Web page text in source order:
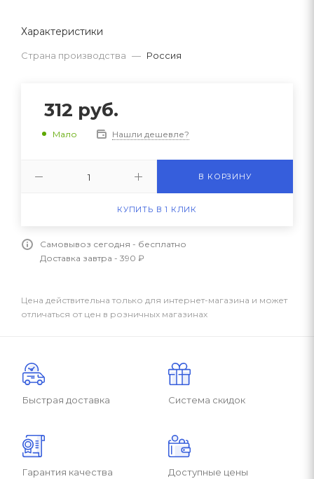
Характеристики
Страна производства — Россия
312 руб.
Мало Нашли дешевле?
В КОРЗИНУ
КУПИТЬ В 1 КЛИК
Самовывоз сегодня - бесплатно
Доставка завтра - 390 ₽
Цена действительна только для интернет-магазина и может
отличаться от цен в розничных магазинах
Быстрая доставка Система скидок
Гарантия качества Доступные цены